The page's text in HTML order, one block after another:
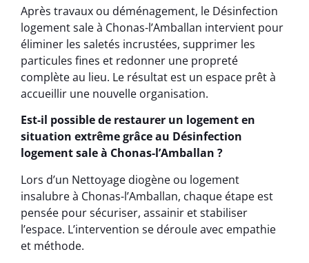
Après travaux ou déménagement, le Désinfection
logement sale à Chonas-l’Amballan intervient pour
éliminer les saletés incrustées, supprimer les
particules fines et redonner une propreté
complète au lieu. Le résultat est un espace prêt à
accueillir une nouvelle organisation.
Est-il possible de restaurer un logement en
situation extrême grâce au Désinfection
logement sale à Chonas-l’Amballan ?
Lors d’un Nettoyage diogène ou logement
insalubre à Chonas-l’Amballan, chaque étape est
pensée pour sécuriser, assainir et stabiliser
l’espace. L’intervention se déroule avec empathie
et méthode.